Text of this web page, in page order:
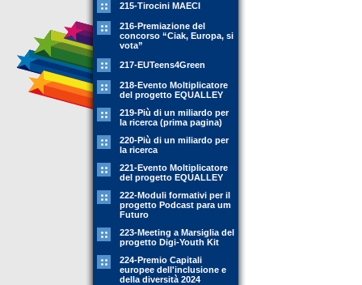
215-Tirocini MAECI
216-Premiazione del
concorso “Ciak, Europa, si
vota”
217-EUTeens4Green
218-Evento Moltiplicatore
del progetto EQUALLEY
219-Più di un miliardo per
la ricerca (prima pagina)
220-Più di un miliardo per
la ricerca
221-Evento Moltiplicatore
del progetto EQUALLEY
222-Moduli formativi per il
progetto Podcast para um
Futuro
223-Meeting a Marsiglia del
progetto Digi-Youth Kit
224-Premio Capitali
europee dell'inclusione e
della diversità 2024